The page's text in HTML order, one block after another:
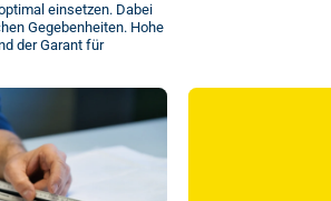
einsetzen. Dabei
Gegebenheiten. Hohe
der Garant für